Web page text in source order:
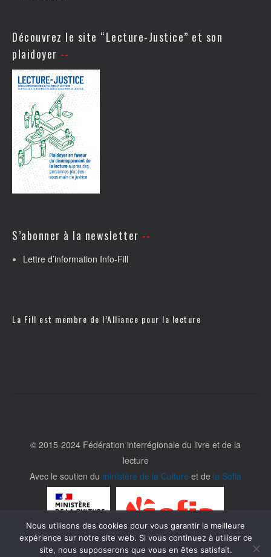
Découvrez le site “Lecture-Justice” et son
plaidoyer
S’abonner à la newsletter
Lettre d’information Info-Fill
La Fill est membre de l’Alliance pour la lecture
© 2015-2024 Fédération interrégionale du livre et de la
lecture
Avec le soutien du ministère de la Culture et de la Sofia
Nous utilisons des cookies pour vous garantir la meilleure
expérience sur notre site web. Si vous continuez à utiliser ce
site, nous supposerons que vous en êtes satisfait.